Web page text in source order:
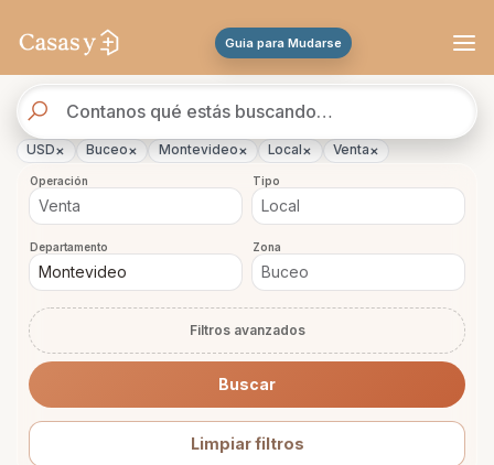
Guia para Mudarse
de
propiedades
USD× Buceo× Montevideo× Local × Venta×
Operación Tipo
Departamento Zona
Filtros avanzados
Buscar
Limpiar filtros